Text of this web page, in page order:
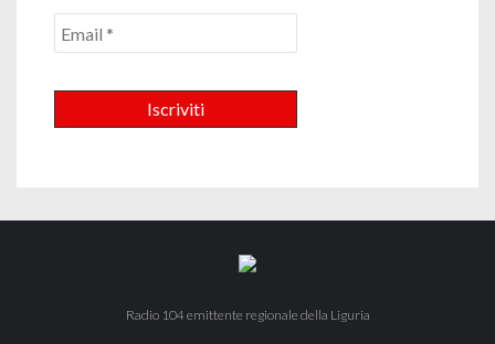
Radio 104 emittente regionale della Liguria